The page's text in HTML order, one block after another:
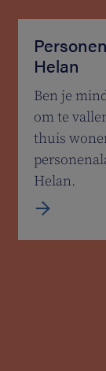
Helan
Ben je
om te
thuis
Helan.